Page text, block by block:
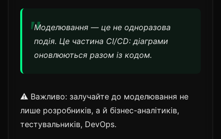
Моделювання — це не одноразова
подія. Це частина CI/CD: діаграми
оновлюються разом із кодом.
⚠️ Важливо: залучайте до моделювання не
лише розробників, а й бізнес-аналітиків,
тестувальників, DevOps.